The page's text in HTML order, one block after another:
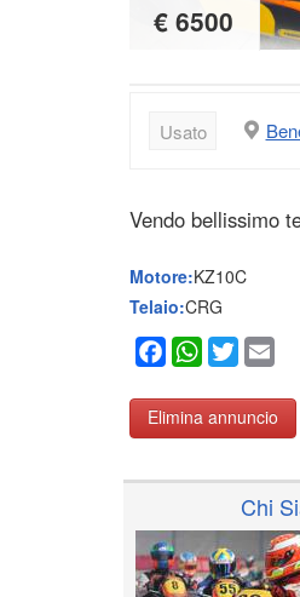
€ 6500
Usato
Vendo bellissimo
Motore:KZ10C
Telaio:CRG
Facebook
WhatsApp
Twitter
Elimina annuncio
Chi